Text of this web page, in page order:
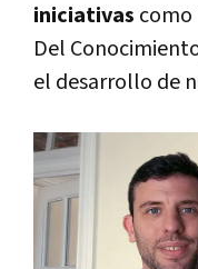
iniciativas como
Del
el desarrollo de